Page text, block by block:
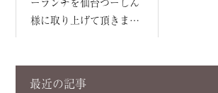
様に取り上げて頂きまし
最近の記事